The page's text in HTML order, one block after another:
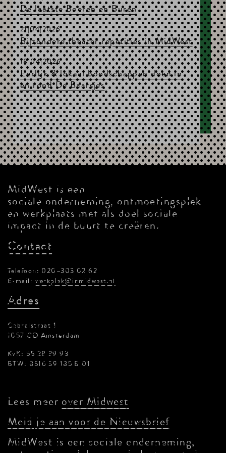
De laatste Boeren en Buren
21|04|2026
Bijzondere theater repetities in MidWest
18|04|2026
Eerlijk & lokaal boodschappen doen in
en rond De Baarsjes
MidWest is een
sociale onderneming, ontmoetingsplek
en werkplaats met als doel sociale
impact in de buurt te creëren.
Contact
Telefoon: 020–303 02 62
E-mail: werkplek@inmidwest.nl
Adres
Cabralstraat 1
1057 CD Amsterdam
KvK: 55 28 39 93
BTW: 8516 39 185 B 01
Lees meer over Midwest
Meld je aan voor de Nieuwsbrief
MidWest is een sociale onderneming,